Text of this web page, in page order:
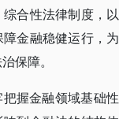
合性法律制度，
金融稳健运行，
保障。
握金融领域基础性